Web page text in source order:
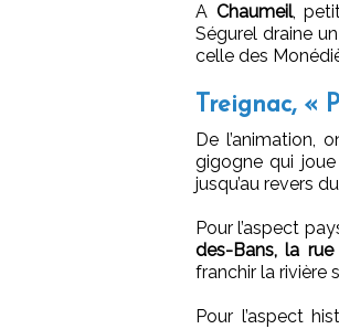
A Chaumeil,
Ségurel draine
celle des
Treignac, «
De l’animation,
gigogne qui
jusqu’au revers
Pour l’aspect
des-Bans, la rue
franchir la rivière
Pour l’aspect